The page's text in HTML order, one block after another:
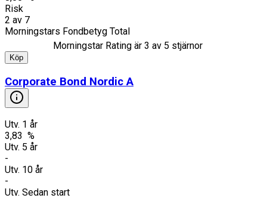
Risk
2 av 7
Morningstars Fondbetyg Total
Morningstar Rating är 3 av 5 stjärnor
Köp
Corporate Bond Nordic A
Utv. 1 år
3,83 %
Utv. 5 år
-
Utv. 10 år
-
Utv. Sedan start